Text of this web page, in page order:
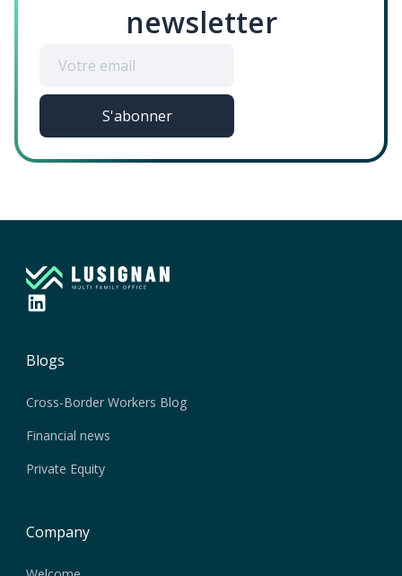
newsletter
Blogs
Cross-Border Workers Blog
Financial news
Private Equity
Company